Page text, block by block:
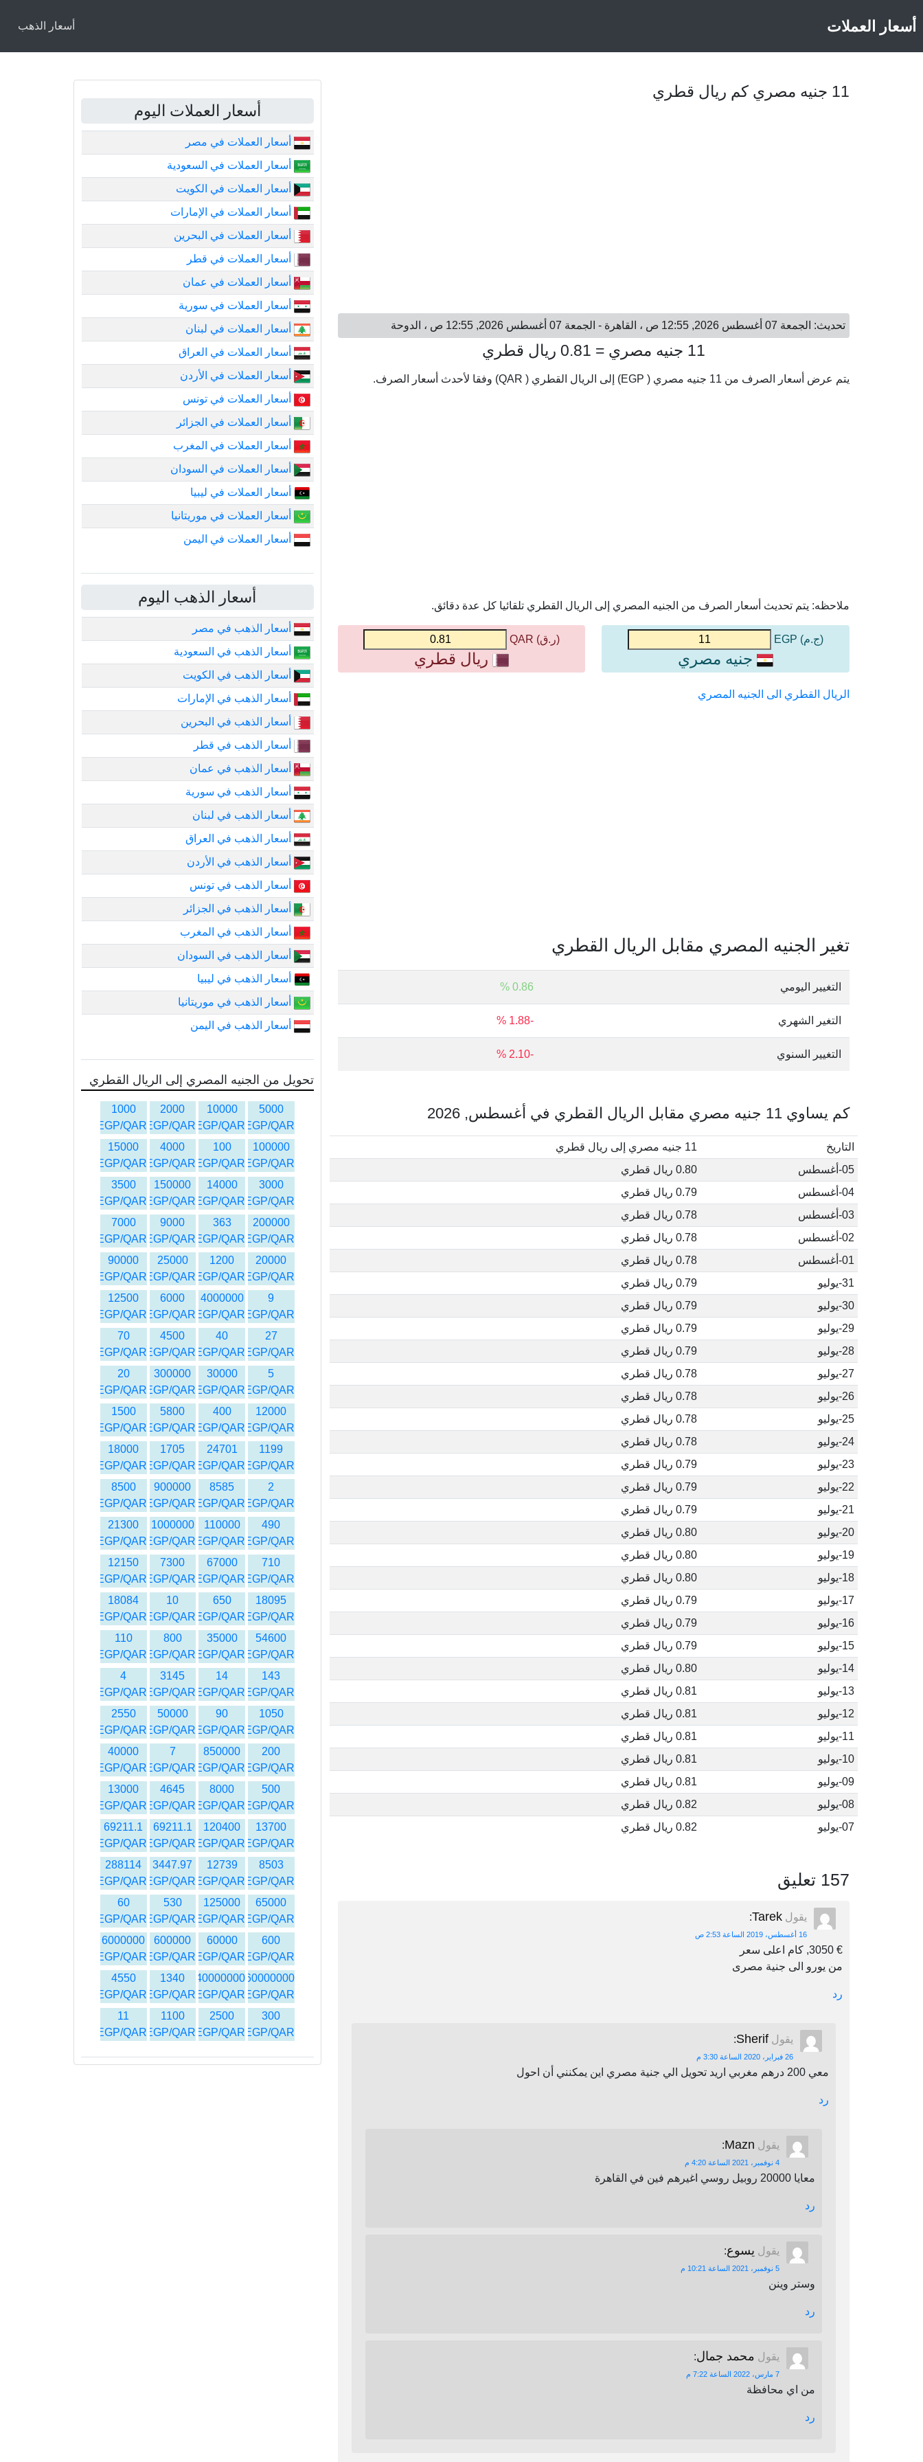
أسعار العملات أسعار الذهب
11 جنيه مصري كم ريال قطري
تحديث: الجمعة 07 أغسطس 2026, 12:55 ص ، القاهرة - الجمعة 07 أغسطس 2026, 12:55 ص ، الدوحة
11 جنيه مصري = 0.81 ريال قطري
يتم عرض أسعار الصرف من 11 جنيه مصري ( EGP) إلى الريال القطري ( QAR) وفقا لأحدث أسعار الصرف.
ملاحظه: يتم تحديث أسعار الصرف من الجنيه المصري إلى الريال القطري تلقائيا كل عدة دقائق.
(ج.م) EGP
جنيه مصري
(ر.ق) QAR
ريال قطري
الريال القطري الى الجنيه المصري
تغير الجنيه المصري مقابل الريال القطري
التغيير اليومي 0.86 %
التغير الشهري -1.88 %
التغيير السنوي -2.10 %
كم يساوي 11 جنيه مصري مقابل الريال القطري في أغسطس, 2026
التاريخ
11 جنيه مصري إلى ريال قطري
05-أغسطس
0.80 ريال قطري
04-أغسطس
0.79 ريال قطري
03-أغسطس
0.78 ريال قطري
02-أغسطس
0.78 ريال قطري
01-أغسطس
0.78 ريال قطري
31-يوليو
0.79 ريال قطري
30-يوليو
0.79 ريال قطري
29-يوليو
0.79 ريال قطري
28-يوليو
0.79 ريال قطري
27-يوليو
0.78 ريال قطري
26-يوليو
0.78 ريال قطري
25-يوليو
0.78 ريال قطري
24-يوليو
0.78 ريال قطري
23-يوليو
0.79 ريال قطري
22-يوليو
0.79 ريال قطري
21-يوليو
0.79 ريال قطري
20-يوليو
0.80 ريال قطري
19-يوليو
0.80 ريال قطري
18-يوليو
0.80 ريال قطري
17-يوليو
0.79 ريال قطري
16-يوليو
0.79 ريال قطري
15-يوليو
0.79 ريال قطري
14-يوليو
0.80 ريال قطري
13-يوليو
0.81 ريال قطري
12-يوليو
0.81 ريال قطري
11-يوليو
0.81 ريال قطري
10-يوليو
0.81 ريال قطري
09-يوليو
0.81 ريال قطري
08-يوليو
0.82 ريال قطري
07-يوليو
0.82 ريال قطري
157 تعليق
يقول Tarek
:
16 أغسطس، 2019 الساعة 2:53 ص
€ 3050, كام اعلى سعر
من يورو الى جنية مصرى
رد
يقول Sherif
:
26 فبراير، 2020 الساعة 3:30 م
معي 200 درهم مغربي اريد تحويل الي جنية مصري اين يمكنني أن احول
رد
يقول Mazn
:
4 نوفمبر، 2021 الساعة 4:20 م
معايا 20000 روبيل روسي اغيرهم فين في القاهرة
رد
يقول يسوع:
5 نوفمبر، 2021 الساعة 10:21 م
وستر وينن
رد
يقول محمد جمال:
7 مارس، 2022 الساعة 7:22 م
من اي محافظة
رد
أسعار العملات اليوم
أسعار العملات في مصر
أسعار العملات في السعودية
أسعار العملات في الكويت
أسعار العملات في الإمارات
أسعار العملات في البحرين
أسعار العملات في قطر
أسعار العملات في عمان
أسعار العملات في سورية
أسعار العملات في لبنان
أسعار العملات في العراق
أسعار العملات في الأردن
أسعار العملات في تونس
أسعار العملات في الجزائر
أسعار العملات في المغرب
أسعار العملات في السودان
أسعار العملات في ليبيا
أسعار العملات في موريتانيا
أسعار العملات في اليمن
أسعار الذهب اليوم
أسعار الذهب في مصر
أسعار الذهب في السعودية
أسعار الذهب في الكويت
أسعار الذهب في الإمارات
أسعار الذهب في البحرين
أسعار الذهب في قطر
أسعار الذهب في عمان
أسعار الذهب في سورية
أسعار الذهب في لبنان
أسعار الذهب في العراق
أسعار الذهب في الأردن
أسعار الذهب في تونس
أسعار الذهب في الجزائر
أسعار الذهب في المغرب
أسعار الذهب في السودان
أسعار الذهب في ليبيا
أسعار الذهب في موريتانيا
أسعار الذهب في اليمن
تحويل من الجنيه المصري إلى الريال القطري
5000
EGP/QAR
10000
EGP/QAR
2000
EGP/QAR
1000
EGP/QAR
100000
EGP/QAR
100
EGP/QAR
4000
EGP/QAR
15000
EGP/QAR
3000
EGP/QAR
14000
EGP/QAR
150000
EGP/QAR
3500
EGP/QAR
200000
EGP/QAR
363
EGP/QAR
9000
EGP/QAR
7000
EGP/QAR
20000
EGP/QAR
1200
EGP/QAR
25000
EGP/QAR
90000
EGP/QAR
9
EGP/QAR
4000000
EGP/QAR
6000
EGP/QAR
12500
EGP/QAR
27
EGP/QAR
40
EGP/QAR
4500
EGP/QAR
70
EGP/QAR
5
EGP/QAR
30000
EGP/QAR
300000
EGP/QAR
20
EGP/QAR
12000
EGP/QAR
400
EGP/QAR
5800
EGP/QAR
1500
EGP/QAR
1199
EGP/QAR
24701
EGP/QAR
1705
EGP/QAR
18000
EGP/QAR
2
EGP/QAR
8585
EGP/QAR
900000
EGP/QAR
8500
EGP/QAR
490
EGP/QAR
110000
EGP/QAR
1000000
EGP/QAR
21300
EGP/QAR
710
EGP/QAR
67000
EGP/QAR
7300
EGP/QAR
12150
EGP/QAR
18095
EGP/QAR
650
EGP/QAR
10
EGP/QAR
18084
EGP/QAR
54600
EGP/QAR
35000
EGP/QAR
800
EGP/QAR
110
EGP/QAR
143
EGP/QAR
14
EGP/QAR
3145
EGP/QAR
4
EGP/QAR
1050
EGP/QAR
90
EGP/QAR
50000
EGP/QAR
2550
EGP/QAR
200
EGP/QAR
850000
EGP/QAR
7
EGP/QAR
40000
EGP/QAR
500
EGP/QAR
8000
EGP/QAR
4645
EGP/QAR
13000
EGP/QAR
13700
EGP/QAR
120400
EGP/QAR
69211.1
EGP/QAR
69211.1
EGP/QAR
8503
EGP/QAR
12739
EGP/QAR
3447.97
EGP/QAR
288114
EGP/QAR
65000
EGP/QAR
125000
EGP/QAR
530
EGP/QAR
60
EGP/QAR
600
EGP/QAR
60000
EGP/QAR
600000
EGP/QAR
6000000
EGP/QAR
60000000
EGP/QAR
40000000
EGP/QAR
1340
EGP/QAR
4550
EGP/QAR
300
EGP/QAR
2500
EGP/QAR
1100
EGP/QAR
11
EGP/QAR